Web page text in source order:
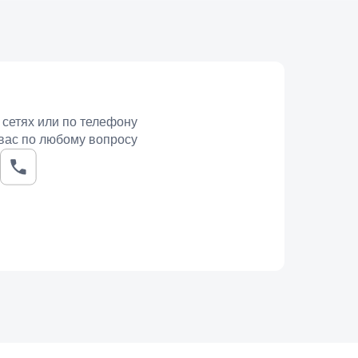
украшения позволяют мужчине выглядеть
или по телефону
по любому вопросу